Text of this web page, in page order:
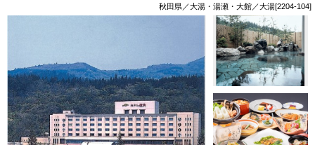
秋田県／大湯・湯瀬・大館／大湯[2204-104]